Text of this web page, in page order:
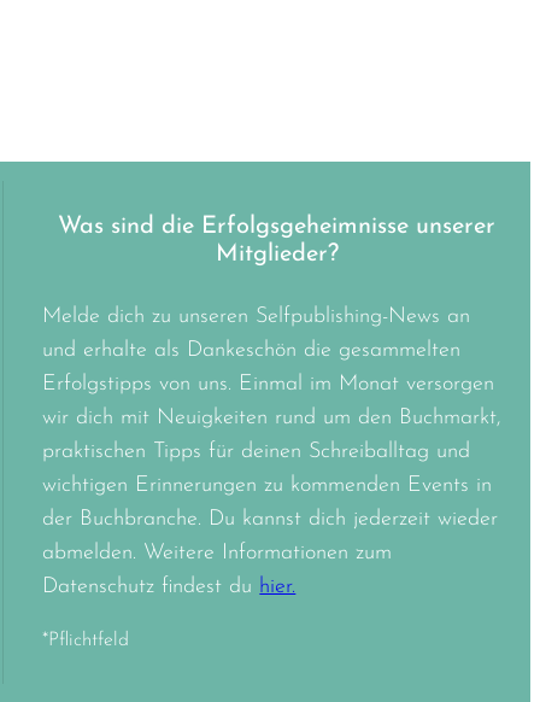
Was sind die Erfolgsgeheimnisse unserer
Mitglieder?
Melde dich zu unseren Selfpublishing-News an
und erhalte als Dankeschön die gesammelten
Erfolgstipps von uns. Einmal im Monat versorgen
wir dich mit Neuigkeiten rund um den Buchmarkt,
praktischen Tipps für deinen Schreiballtag und
wichtigen Erinnerungen zu kommenden Events in
der Buchbranche. Du kannst dich jederzeit wieder
abmelden. Weitere Informationen zum
Datenschutz findest du hier.
*Pflichtfeld